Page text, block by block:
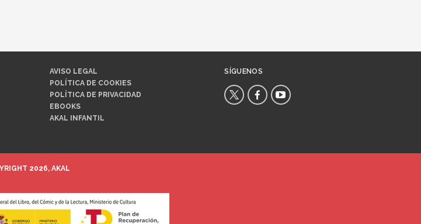
AVISO LEGAL
POLÍTICA DE COOKIES
POLÍTICA DE PRIVACIDAD
EBOOKS
AKAL INFANTIL
SÍGUENOS
2026, AKAL